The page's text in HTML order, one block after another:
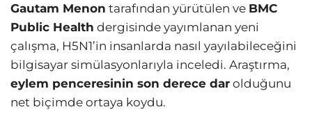
Gautam Menon tarafından yürütülen ve BMC
Public Health dergisinde yayımlanan yeni
çalışma, H5N1’in insanlarda nasıl yayılabileceğini
bilgisayar simülasyonlarıyla inceledi. Araştırma,
eylem penceresinin son derece dar olduğunu
net biçimde ortaya koydu.